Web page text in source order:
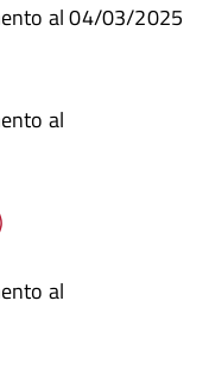
al 04/03/2025
al
al